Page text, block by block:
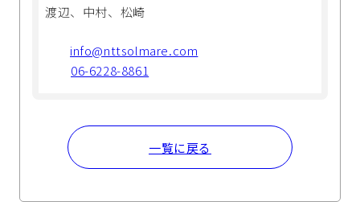
渡辺、中村、松崎
info@nttsolmare.com
06-6228-8861
一覧に戻る